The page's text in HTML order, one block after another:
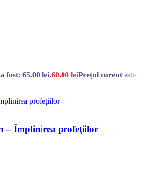
fost: 65.00 lei.60.00 leiPrețul curent este:
– Împlinirea profețiilor